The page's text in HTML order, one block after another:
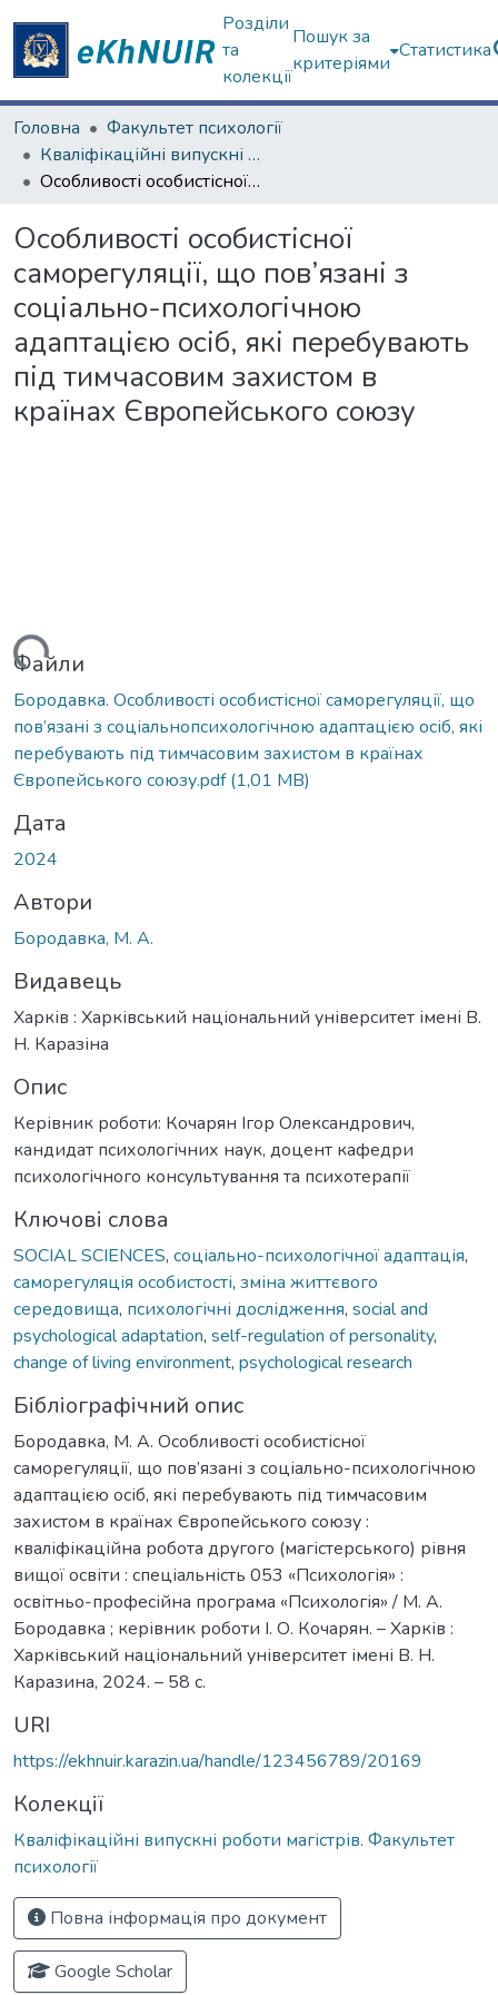
Розділи
та
колекції
Пошук за
критеріями
Статистика
Головна
Факультет психології
Кваліфікаційні випускні роботи магістрів. Факультет психології
Особливості особистісної саморегуляції, що пов’язані з соціально-психологічною адаптацією осіб, які перебувають під тимчасовим захистом в країнах Європейського союзу
Особливості особистісної
саморегуляції, що пов’язані з
соціально-психологічною
адаптацією осіб, які перебувають
під тимчасовим захистом в
країнах Європейського союзу
Файли
Бородавка. Особливості особистісної саморегуляції, що
пов’язані з соціальнопсихологічною адаптацією осіб, які
перебувають під тимчасовим захистом в країнах
Європейського союзу.pdf(1,01 MB)
Дата
2024
Автори
Бородавка, М. А.
Видавець
Харків : Харківський національний університет імені В.
Н. Каразіна
Опис
Керівник роботи: Кочарян Ігор Олександрович,
кандидат психологічних наук, доцент кафедри
психологічного консультування та психотерапії
Ключові слова
SOCIAL SCIENCES, соціально-психологічної адаптація,
саморегуляція особистості, зміна життєвого
середовища, психологічні дослідження, social and
psychological adaptation, self-regulation of personality,
change of living environment, psychological research
Бібліографічний опис
Бородавка, М. А. Особливості особистісної
саморегуляції, що пов’язані з соціально-психологічною
адаптацією осіб, які перебувають під тимчасовим
захистом в країнах Європейського союзу :
кваліфікаційна робота другого (магістерського) рівня
вищої освіти : спеціальність 053 «Психологія» :
освітньо-професійна програма «Психологія» / М. А.
Бородавка ; керівник роботи І. О. Кочарян. – Харків :
Харківський національний університет імені В. Н.
Каразина, 2024. – 58 с.
URI
https://ekhnuir.karazin.ua/handle/123456789/20169
Колекції
Кваліфікаційні випускні роботи магістрів. Факультет
психології
Повна інформація про документ
Google Scholar